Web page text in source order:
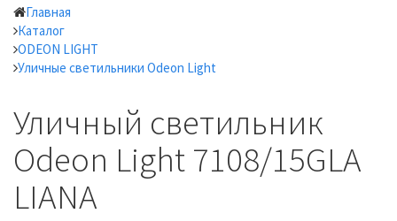
Главная
Каталог
ODEON LIGHT
Уличные светильники Odeon Light
Уличный светильник
Odeon Light 7108/15GLA
LIANA